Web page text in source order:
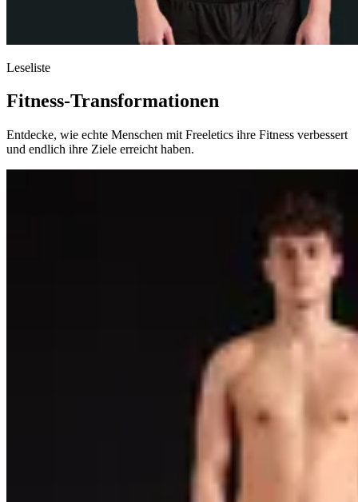
Leseliste
Fitness-Transformationen
Entdecke, wie echte Menschen mit Freeletics ihre Fitness verbessert
und endlich ihre Ziele erreicht haben.